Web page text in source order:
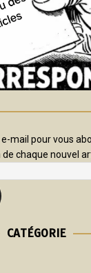
mail pour vous
chaque nouvel
CATÉGORIE